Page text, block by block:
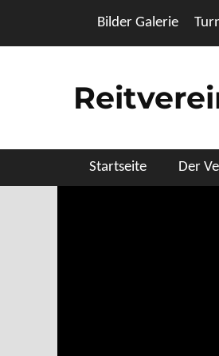
Header Top
Bilder Galerie
Primäres Menü
Startseite Der